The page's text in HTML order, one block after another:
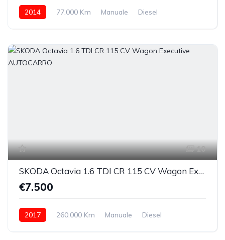
2014 77.000 Km Manuale
Diesel
10
SKODA Octavia 1.6 TDI CR 115 CV Wagon Executive AUTOCARRO
€7.500
2017 260.000 Km Manuale
Diesel